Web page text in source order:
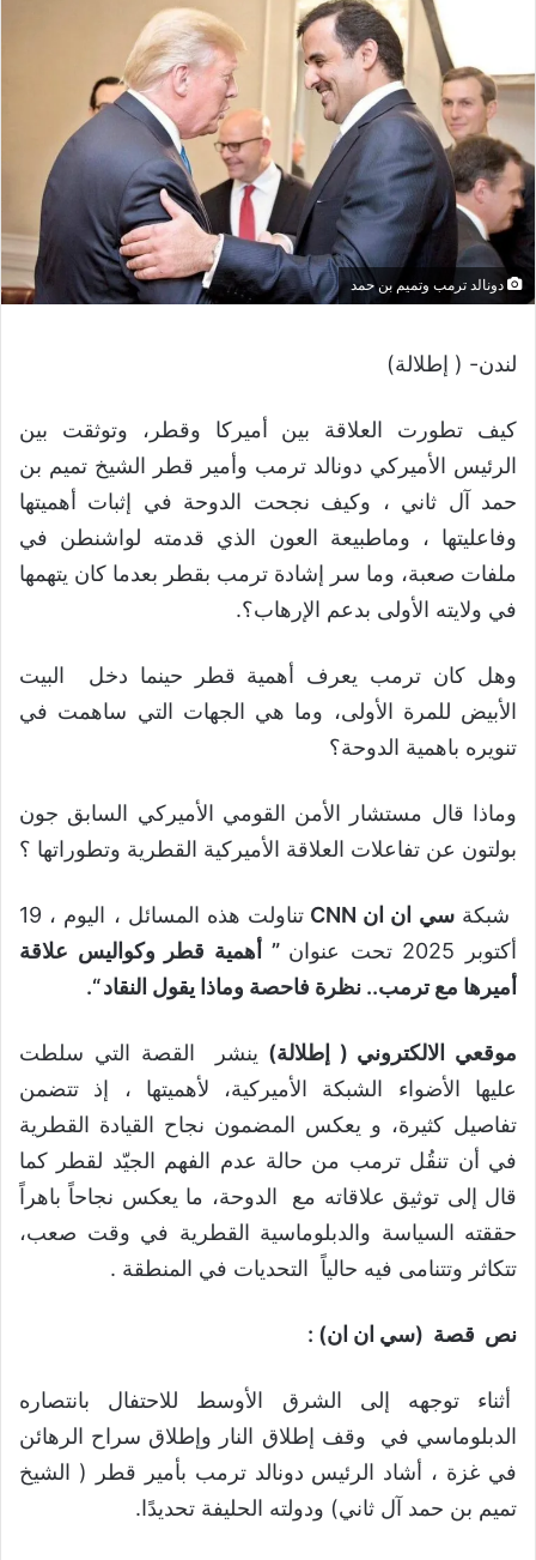
دونالد ترمب وتميم بن حمد
لندن- ( إطلالة)
كيف تطورت العلاقة بين أميركا وقطر، وتوثقت بين
الرئيس الأميركي دونالد ترمب وأمير قطر الشيخ تميم بن
حمد آل ثاني ، وكيف نجحت الدوحة في إثبات أهميتها
وفاعليتها ، وماطبيعة العون الذي قدمته لواشنطن في
ملفات صعبة، وما سر إشادة ترمب بقطر بعدما كان يتهمها
في ولايته الأولى بدعم الإرهاب؟.
وهل كان ترمب يعرف أهمية قطر حينما دخل البيت
الأبيض للمرة الأولى، وما هي الجهات التي ساهمت في
تنويره باهمية الدوحة؟
وماذا قال مستشار الأمن القومي الأميركي السابق جون
بولتون عن تفاعلات العلاقة الأميركية القطرية وتطوراتها ؟
شبكةسي ان ان CNN
تناولت هذه المسائل ، اليوم ، 19
أكتوبر 2025 تحت عنوان
” أهمية قطر وكواليس علاقة
أميرها مع ترمب.. نظرة فاحصة وماذا يقول النقاد “.
موقعي الالكتروني ( إطلالة) ينشر القصة التي سلطت
عليها الأضواء الشبكة الأميركية، لأهميتها ، إذ تتضمن
تفاصيل كثيرة، و يعكس المضمون نجاح القيادة القطرية
في أن تنقُل ترمب من حالة عدم الفهم الجيّد لقطر كما
قال إلى توثيق علاقاته مع الدوحة، ما يعكس نجاحاً باهراً
حققته السياسة والدبلوماسية القطرية في وقت صعب،
تتكاثر وتتنامى فيه حالياً التحديات في المنطقة .
نص قصة (سي ان ان) :
أثناء توجهه إلى الشرق الأوسط للاحتفال بانتصاره
الدبلوماسي في وقف إطلاق النار وإطلاق سراح الرهائن
في غزة ، أشاد الرئيس دونالد ترمب بأمير قطر ( الشيخ
تميم بن حمد آل ثاني) ودولته الحليفة تحديدًا.